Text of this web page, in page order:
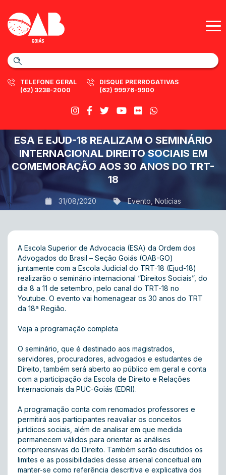
TELEFONE GERAL
(62) 3238-2000
DISQUE PRERROGATIVAS
(62) 99976-9900
ESA E EJUD-18 REALIZAM O SEMINÁRIO
INTERNACIONAL DIREITO SOCIAIS EM
COMEMORAÇÃO AOS 30 ANOS DO TRT-
18
31/08/2020 Evento Notícias
A Escola Superior de Advocacia (ESA) da Ordem dos
Advogados do Brasil – Seção Goiás (OAB-GO)
juntamente com a Escola Judicial do TRT-18 (Ejud-18)
realizarão o seminário internacional “Direitos Sociais”, do
dia 8 a 11 de setembro, pelo canal do TRT-18 no
Youtube. O evento vai homenagear os 30 anos do TRT
da 18ª Região.
Veja a programação completa
O seminário, que é destinado aos magistrados,
servidores, procuradores, advogados e estudantes de
Direito, também será aberto ao público em geral e conta
com a participação da Escola de Direito e Relações
Internacionais da PUC-Goiás (EDRI).
A programação conta com renomados professores e
permitirá aos participantes reavaliar os conceitos
jurídicos sociais, além de analisar em que medida
permanecem válidos para orientar as análises
compreensivas do Direito. Também serão discutidos os
limites e as possibilidades desse arsenal conceitual em
manter-se como referência descritiva e explicativa dos